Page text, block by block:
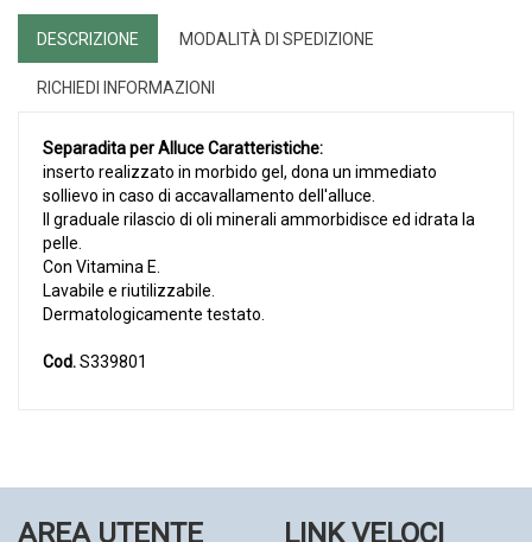
DESCRIZIONE MODALITÀ DI SPEDIZIONE
RICHIEDI INFORMAZIONI
Separadita per AlluceCaratteristiche:
inserto realizzato in morbido gel, dona un immediato
sollievo in caso di accavallamento dell'alluce.
Il graduale rilascio di oli minerali ammorbidisce ed idrata la
pelle.
Con Vitamina E.
Lavabile e riutilizzabile.
Dermatologicamente testato.
Cod.S339801
AREA UTENTE LINK VELOCI